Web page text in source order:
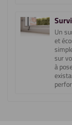
Un
et
sur
à